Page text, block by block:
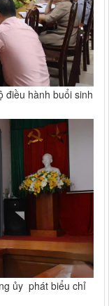
điều hành buổi sinh
ủy phát biểu chỉ